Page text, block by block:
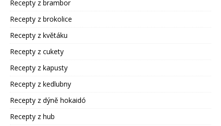
Recepty z brambor
Recepty z brokolice
Recepty z květáku
Recepty z cukety
Recepty z kapusty
Recepty z kedlubny
Recepty z dýně hokaidó
Recepty z hub